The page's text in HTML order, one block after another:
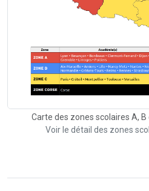
Carte des zones scolaires A,
Voir le détail des zones